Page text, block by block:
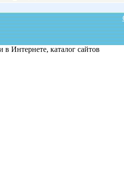
Интернете, каталог сайтов